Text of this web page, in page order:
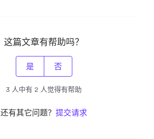
这篇文章有帮助吗？
是 否
3 人中有 2 人觉得有帮助
还有其它问题？ 提交请求